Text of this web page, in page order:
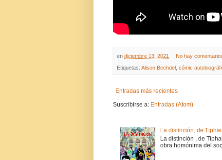
en diciembre 13, 2021 No hay
Etiquetas: Alison Bechdel cómic
Entradas más recientes
Suscribirse a: Entradas (Atom)
La distinción, de
La distinción , de
obra homónima del